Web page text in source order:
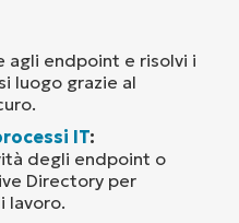
endpoint e risolvi i
luogo grazie al
IT:
degli endpoint o
Directory per
lavoro.